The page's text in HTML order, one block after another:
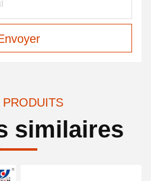
PRODUITS
similaires